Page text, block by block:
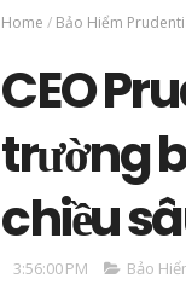
Home / Bảo Hiểm
CEO
trường
chiều
3:56:00 PM Bảo